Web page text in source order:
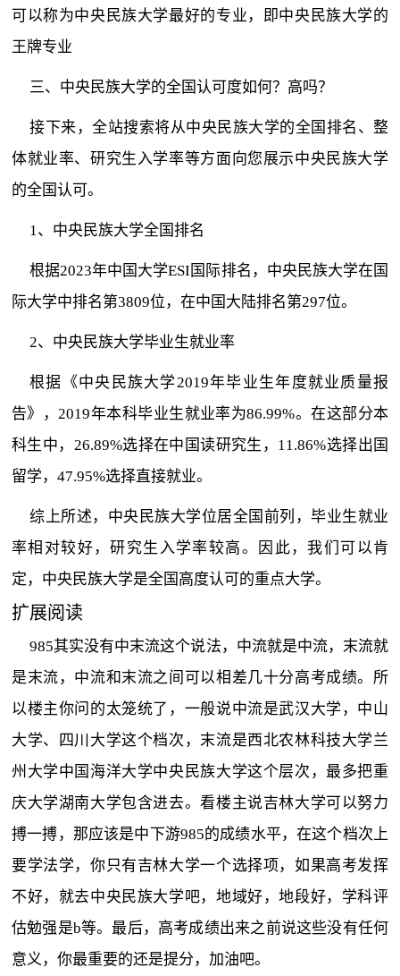
可以称为中央民族大学最好的专业，即中央民族大学的
王牌专业
三、中央民族大学的全国认可度如何？高吗？
接下来，全站搜索将从中央民族大学的全国排名、整
体就业率、研究生入学率等方面向您展示中央民族大学
的全国认可。
1、中央民族大学全国排名
根据2023年中国大学ESI国际排名，中央民族大学在国
际大学中排名第3809位，在中国大陆排名第297位。
2、中央民族大学毕业生就业率
根据《中央民族大学2019年毕业生年度就业质量报
告》，2019年本科毕业生就业率为86.99%。在这部分本
科生中，26.89%选择在中国读研究生，11.86%选择出国
留学，47.95%选择直接就业。
综上所述，中央民族大学位居全国前列，毕业生就业
率相对较好，研究生入学率较高。因此，我们可以肯
定，中央民族大学是全国高度认可的重点大学。
扩展阅读
985其实没有中末流这个说法，中流就是中流，末流就
是末流，中流和末流之间可以相差几十分高考成绩。所
以楼主你问的太笼统了，一般说中流是武汉大学，中山
大学、四川大学这个档次，末流是西北农林科技大学兰
州大学中国海洋大学中央民族大学这个层次，最多把重
庆大学湖南大学包含进去。看楼主说吉林大学可以努力
搏一搏，那应该是中下游985的成绩水平，在这个档次上
要学法学，你只有吉林大学一个选择项，如果高考发挥
不好，就去中央民族大学吧，地域好，地段好，学科评
估勉强是b等。最后，高考成绩出来之前说这些没有任何
意义，你最重要的还是提分，加油吧。